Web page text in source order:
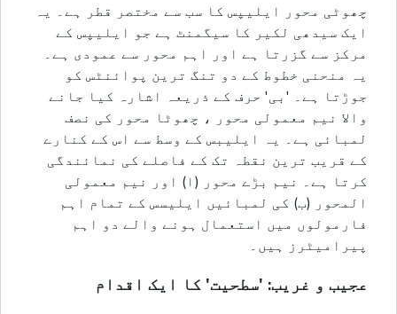
چھوٹی محور ایلیپس کا سب سے مختصر قطر ہے۔ یہ
ایک سیدھی لکیر کا سیگمنٹ ہے جو ایلیپس کے
مرکز سے گزرتا ہے اور اہم محور سے عمودی ہے۔
یہ منحنی خطوط کے دو تنگ ترین پوائنٹس کو
جوڑتا ہے۔ 'بی' حرف کے ذریعہ اشارہ کیا جانے
والا نیم معمولی محور ، چھوٹا محور کی نصف
لمبائی ہے۔ یہ ایلیبس کے وسط سے اس کے کنارے
کے قریب ترین نقطہ تک کے فاصلے کی نمائندگی
کرتا ہے۔ نیم بڑے محور (ا) اور نیم معمولی
المحور (ب) کی لمبائیں ایلیسس کے تمام اہم
فارمولوں میں استعمال ہونے والے دو اہم
پیرامیٹرز ہیں۔
عجیب و غریب: 'سطحیت' کا ایک اقدام